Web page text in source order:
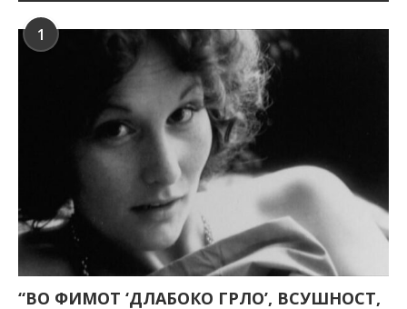
1
“ВО ФИМОТ ‘ДЛАБОКО ГРЛО’, ВСУШНОСТ,